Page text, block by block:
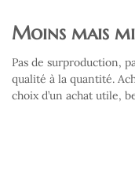
Moins mais
Pas de surproduction,
qualité à la quantité.
choix d’un achat utile,